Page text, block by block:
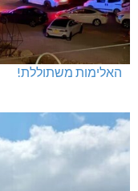
האלימות משתוללת!